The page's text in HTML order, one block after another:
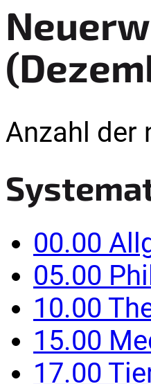
(
Anzahl der
00.00
05.00
10.00
15.00
17.00